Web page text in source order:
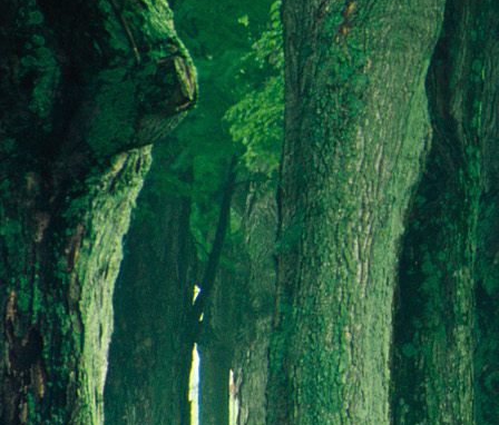
Dr. Göllner
2081 Piliscsaba,
e-mail:
telefonszám:
adószám: